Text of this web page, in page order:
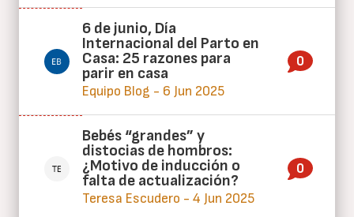
6 de junio, Día
Internacional del Parto en
Casa: 25 razones para
parir en casa
Equipo Blog - 6 Jun 2025
0
Bebés “grandes” y
distocias de hombros:
¿Motivo de inducción o
falta de actualización?
Teresa Escudero - 4 Jun 2025
0